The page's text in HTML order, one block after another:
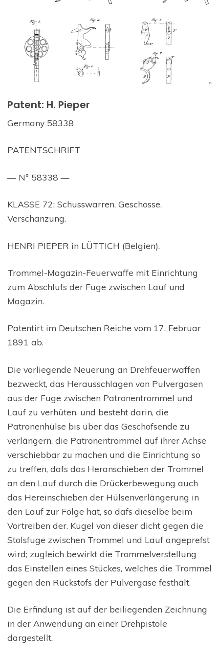
Patent: H. Pieper
Germany 58338
PATENTSCHRIFT
— Nº 58338 —
KLASSE 72: Schusswarren, Geschosse,
Verschanzung.
HENRI PIEPER in LÜTTICH (Belgien).
Trommel-Magazin-Feuerwaffe mit Einrichtung
zum Abschlufs der Fuge zwischen Lauf und
Magazin.
Patentirt im Deutschen Reiche vom 17. Februar
1891 ab.
Die vorliegende Neuerung an Drehfeuerwaffen
bezweckt, das Herausschlagen von Pulvergasen
aus der Fuge zwischen Patronentrommel und
Lauf zu verhüten, und besteht darin, die
Patronenhülse bis über das Geschofsende zu
verlängern, die Patronentrommel auf ihrer Achse
verschiebbar zu machen und die Einrichtung so
zu treffen, dafs das Heranschieben der Trommel
an den Lauf durch die Drückerbewegung auch
das Hereinschieben der Hülsenverlängerung in
den Lauf zur Folge hat, so dafs dieselbe beim
Vortreiben der. Kugel von dieser dicht gegen die
Stolsfuge zwischen Trommel und Lauf angeprefst
wird; zugleich bewirkt die Trommelverstellung
das Einstellen eines Stückes, welches die Trommel
gegen den Rückstofs der Pulvergase festhält.
Die Erfindung ist auf der beiliegenden Zeichnung
in der Anwendung an einer Drehpistole
dargestellt.